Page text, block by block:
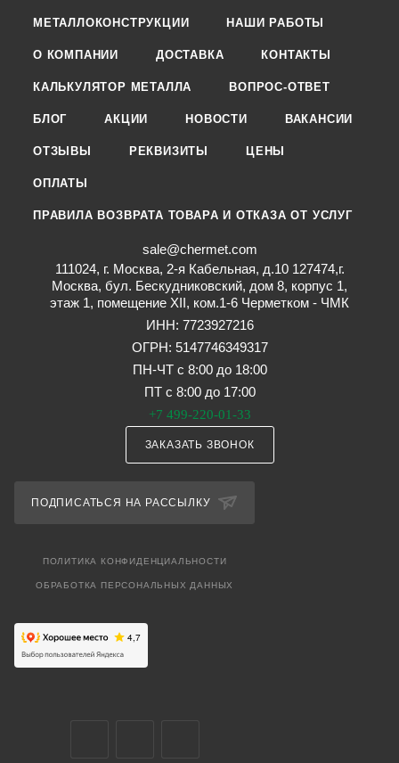
МЕТАЛЛОКОНСТРУКЦИИ НАШИ РАБОТЫ
О КОМПАНИИ ДОСТАВКА КОНТАКТЫ
КАЛЬКУЛЯТОР МЕТАЛЛА ВОПРОС-ОТВЕТ
БЛОГ АКЦИИ НОВОСТИ ВАКАНСИИ
ОТЗЫВЫ РЕКВИЗИТЫ ЦЕНЫ
ОПЛАТЫ
ПРАВИЛА ВОЗВРАТА ТОВАРА И ОТКАЗА ОТ УСЛУГ
sale@chermet.com
111024, г. Москва, 2-я Кабельная, д.10 127474,г.
Москва, бул. Бескудниковский, дом 8, корпус 1,
этаж 1, помещение XII, ком.1-6 Черметком - ЧМК
ИНН: 7723927216
ОГРН: 5147746349317
ПН-ЧТ с 8:00 до 18:00
ПТ с 8:00 до 17:00
+7 499-220-01-33
ЗАКАЗАТЬ ЗВОНОК
ПОДПИСАТЬСЯ НА РАССЫЛКУ
ПОЛИТИКА КОНФИДЕНЦИАЛЬНОСТИ
ОБРАБОТКА ПЕРСОНАЛЬНЫХ ДАННЫХ